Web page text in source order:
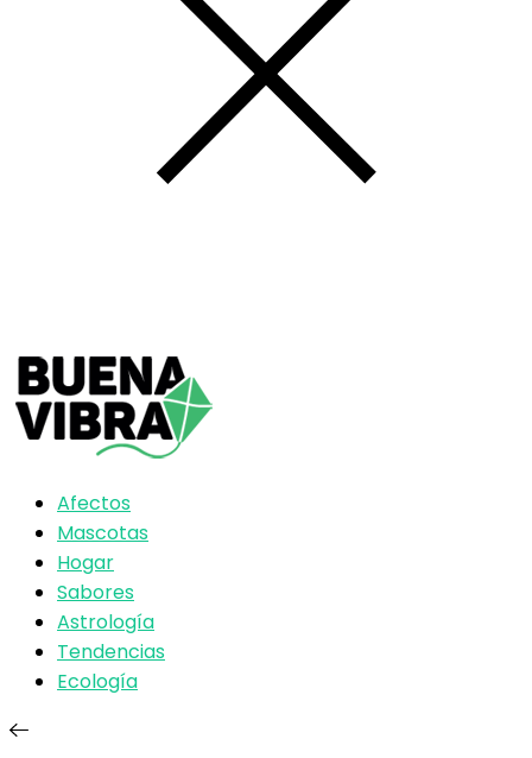
Afectos
Mascotas
Hogar
Sabores
Astrología
Tendencias
Ecología